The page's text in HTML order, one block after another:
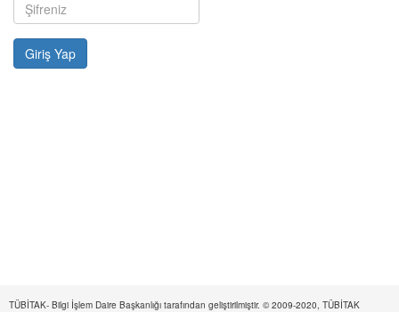
TÜBİTAK- Bilgi İşlem Daire Başkanlığı tarafından geliştirilmiştir. © 2009-2020, TÜBİTAK